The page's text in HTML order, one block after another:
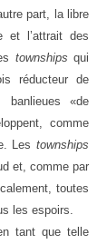
part, la libre
et l’attrait des
townships qui
réducteur de
banlieues «de
comme
Les townships
et, comme par
toutes
les espoirs.
tant que telle